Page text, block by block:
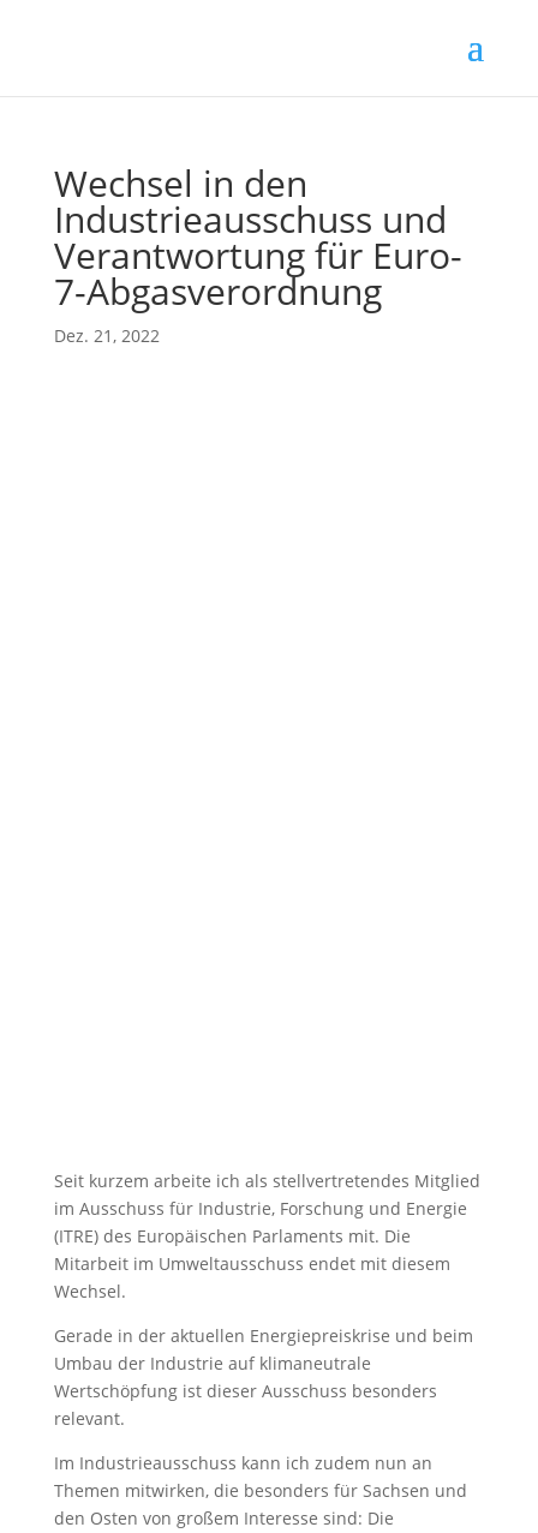
Wechsel in den
Industrieausschuss und
Verantwortung für Euro-
7-Abgasverordnung
Dez. 21, 2022
Seit kurzem arbeite ich als stellvertretendes Mitglied
im Ausschuss für Industrie, Forschung und Energie
(ITRE) des Europäischen Parlaments mit. Die
Mitarbeit im Umweltausschuss endet mit diesem
Wechsel.
Gerade in der aktuellen Energiepreiskrise und beim
Umbau der Industrie auf klimaneutrale
Wertschöpfung ist dieser Ausschuss besonders
relevant.
Im Industrieausschuss kann ich zudem nun an
Themen mitwirken, die besonders für Sachsen und
den Osten von großem Interesse sind: Die